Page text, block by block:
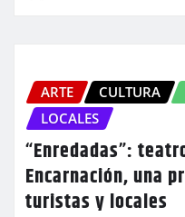
ARTE CULTURA
LOCALES
“Enredadas”:
Encarnación, una
turistas y locales